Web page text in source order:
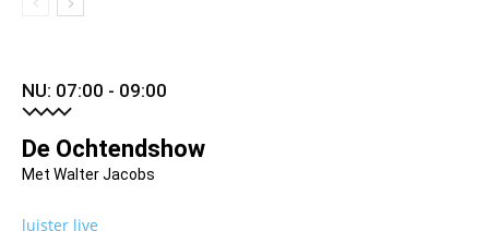
NU: 07:00 - 09:00
De Ochtendshow
Met Walter Jacobs
luister live